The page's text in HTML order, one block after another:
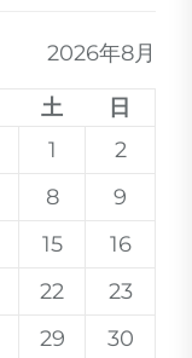
2026年8月
土
日
1
2
8
9
15
16
22
23
29 30